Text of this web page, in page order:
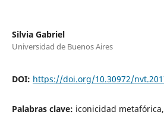
Silvia Gabriel
Universidad de Buenos Aires
DOI: https://doi.org/10.30972/
Palabras clave: iconicidad